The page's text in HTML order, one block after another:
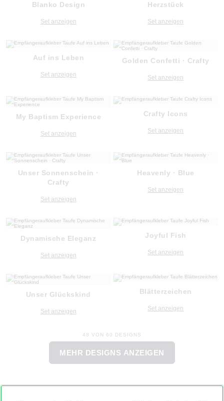
Blanko Design
Set anzeigen
Herzstück
Set anzeigen
Auf ins Leben
Set anzeigen
Golden Confetti · Crafty
Set anzeigen
My Baptism Experience
Set anzeigen
Crafty Icons
Set anzeigen
Unser Sonnenschein ·
Crafty
Set anzeigen
Heavenly · Blue
Set anzeigen
Dynamische Eleganz
Set anzeigen
Joyful Fish
Set anzeigen
Unser Glückskind
Set anzeigen
Blätterzeichen
Set anzeigen
48 VON 60 DESIGNS
MEHR DESIGNS ANZEIGEN